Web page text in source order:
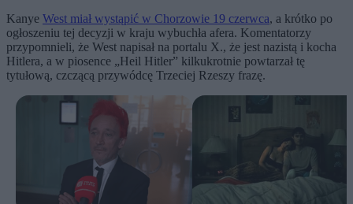
Kanye West miał wystąpić w Chorzowie 19 czerwca, a krótko po
ogłoszeniu tej decyzji w kraju wybuchła afera. Komentatorzy
przypomnieli, że West napisał na portalu X., że jest nazistą i kocha
Hitlera, a w piosence „Heil Hitler” kilkukrotnie powtarzał tę
tytułową, czczącą przywódcę Trzeciej Rzeszy frazę.